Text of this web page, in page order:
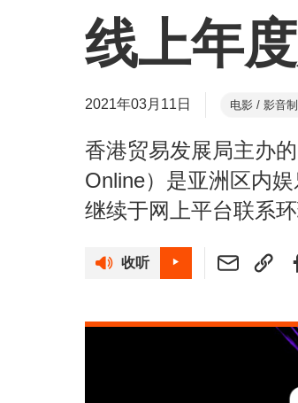
线上年
2021年03月11日 电影 / 影音
香港贸易发展局主办
Online）是亚洲区内
继续于网上平台联系
收听